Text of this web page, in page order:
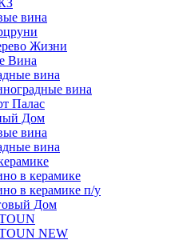
вина
Жизни
Вина
вина
вина
Палас
Дом
вина
вина
в керамике
в керамике п/у
Дом
NEW